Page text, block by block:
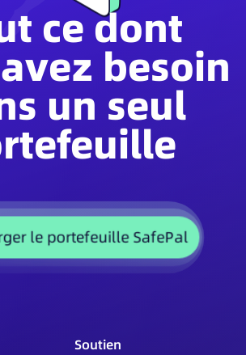
ce dont
besoin
un seul
le portefeuille SafePal
Soutien